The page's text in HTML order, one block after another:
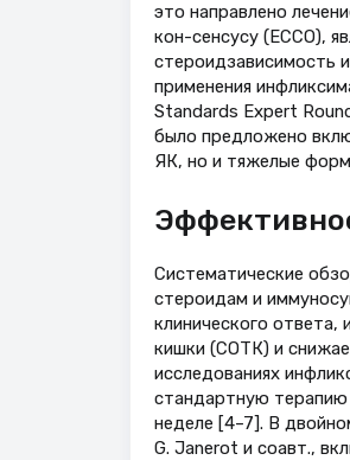
это направлено
кон-сенсусу (ЕССО),
стероидзависимость
применения
Standards Expert
было предложено
ЯК, но и тяжелые
Систематические
стероидам и
клинического ответа,
кишки (СОТК) и
исследованиях
стандартную терапию
неделе [4–7]. В
G. Janerot и соавт.,